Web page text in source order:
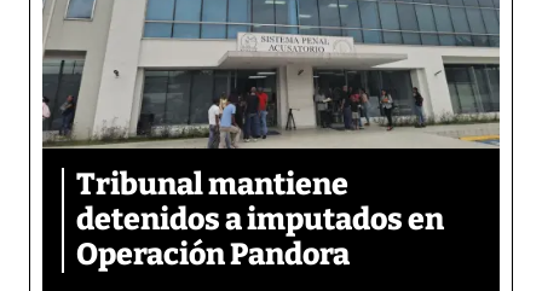
Tribunal mantiene
detenidos a imputados en
Operación Pandora